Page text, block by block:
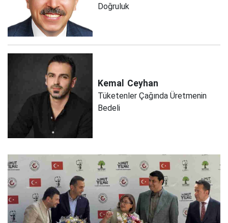
Doğruluk
Kemal Ceyhan
Tüketenler Çağında Üretmenin
Bedeli